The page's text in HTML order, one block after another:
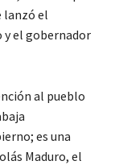
lanzó el
y el gobernador
al pueblo
es una
Maduro, el